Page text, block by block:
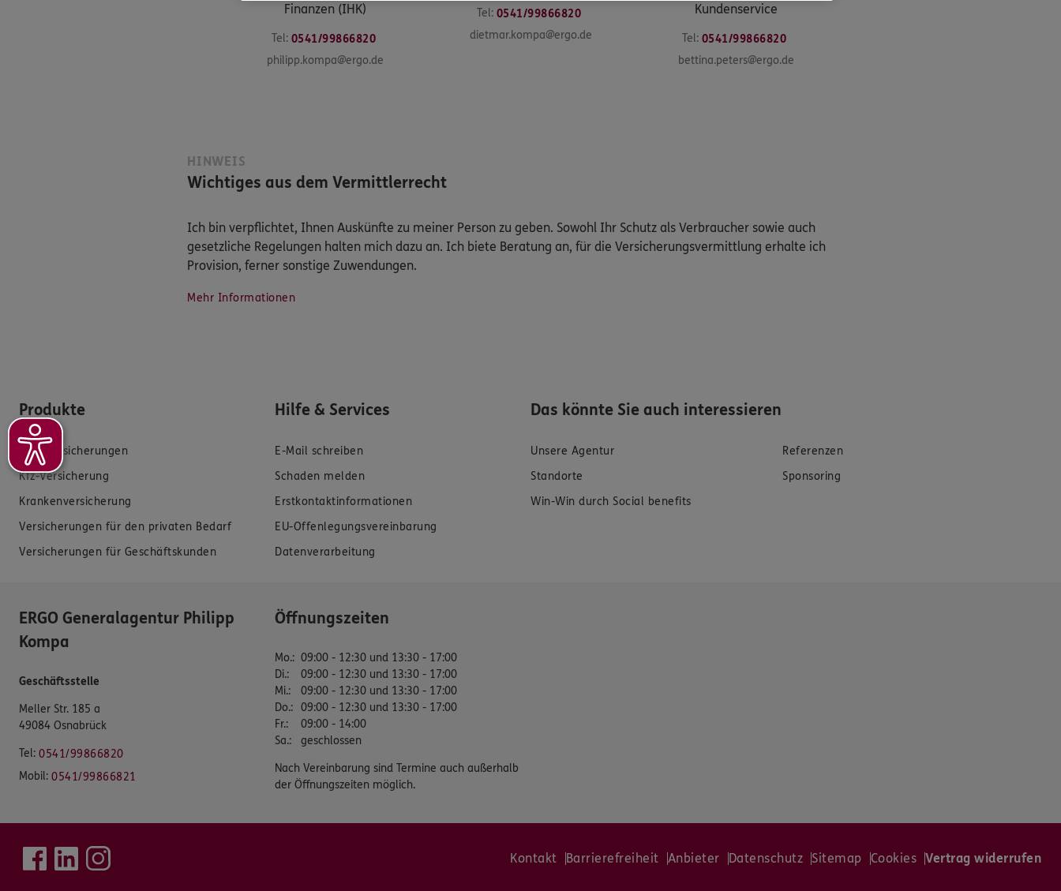
Finanzen (IHK)
Tel: 0541/99866820
philipp.kompa@ergo.de
Tel: 0541/99866820
dietmar.kompa@ergo.de
Kundenservice
Tel: 0541/99866820
bettina.peters@ergo.de
HINWEIS
Wichtiges aus dem Vermittlerrecht
Ich bin verpflichtet, Ihnen Auskünfte zu meiner Person zu geben. Sowohl Ihr Schutz als Verbraucher sowie auch
gesetzliche Regelungen halten mich dazu an. Ich biete Beratung an, für die Versicherungsvermittlung erhalte ich
Provision, ferner sonstige Zuwendungen.
Mehr Informationen
Produkte
Zahnversicherungen
Kfz-Versicherung
Krankenversicherung
Versicherungen für den privaten Bedarf
Versicherungen für Geschäftskunden
Hilfe & Services
E-Mail schreiben
Schaden melden
Erstkontaktinformationen
EU-Offenlegungsvereinbarung
Datenverarbeitung
Das könnte Sie auch interessieren
Unsere Agentur
Referenzen
Standorte
Sponsoring
Win-Win durch Social benefits
ERGO Generalagentur Philipp
Kompa
Geschäftsstelle
Meller Str. 185 a
49084 Osnabrück
Tel: 0541/99866820
Mobil: 0541/99866821
Öffnungszeiten
Mo.: 09:00 - 12:30 und 13:30 - 17:00
Di.:
09:00 - 12:30 und 13:30 - 17:00
Mi.:
09:00 - 12:30 und 13:30 - 17:00
Do.: 09:00 - 12:30 und 13:30 - 17:00
Fr.:
09:00 - 14:00
Sa.: geschlossen
Nach Vereinbarung sind Termine auch außerhalb
der Öffnungszeiten möglich.
Kontakt Barrierefreiheit Anbieter Datenschutz Sitemap Cookies Vertrag widerrufen